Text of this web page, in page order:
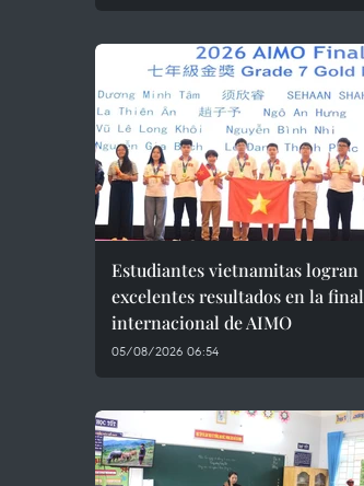
Estudiantes vietnamitas logran
excelentes resultados en la final
internacional de AIMO
05/08/2026 06:54